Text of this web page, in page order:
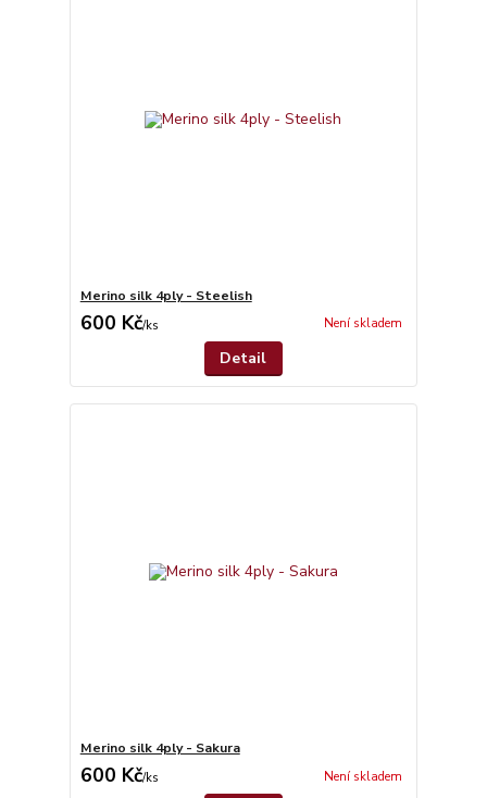
Merino silk 4ply - Steelish
600 Kč/ks Není skladem
Detail
Merino silk 4ply - Sakura
600 Kč/ks Není skladem